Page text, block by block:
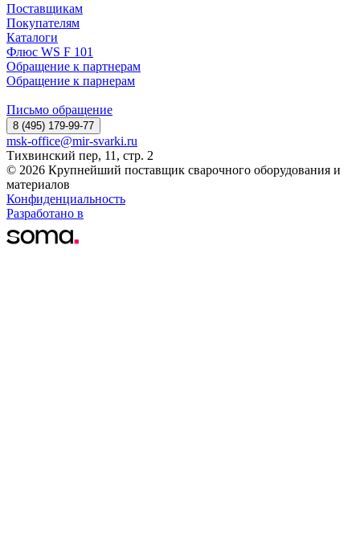
Поставщикам
Покупателям
Каталоги
Флюс WS F 101
Обращение к партнерам
Обращение к парнерам
Письмо обращение
8 (495) 179-99-77
msk-office@mir-svarki.ru
Тихвинский пер, 11, стр. 2
© 2026 Крупнейший поставщик сварочного оборудования и
материалов
Конфиденциальность
Разработано в